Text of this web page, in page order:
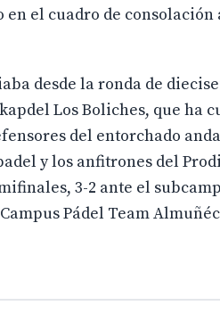
el cuadro de
desde la ronda de
Los Boliches, que ha
del entorchado
y los anfitrones del
3-2 ante el
Pádel Team